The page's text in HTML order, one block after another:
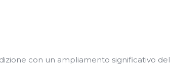
con un ampliamento significativo del